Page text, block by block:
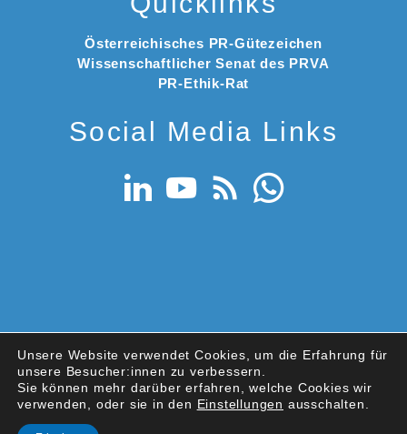
Österreichisches PR-Gütezeichen
Wissenschaftlicher Senat des PRVA
PR-Ethik-Rat
Social Media Links
© 2026 PRVA – Public Relations Verband Austria
Datenschutz|Nutzungsbedingungen| Impressum
Unsere Website verwendet Cookies, um die Erfahrung für
unsere Besucher:innen zu verbessern.
Sie können mehr darüber erfahren, welche Cookies wir
verwenden, oder sie in den Einstellungen ausschalten.